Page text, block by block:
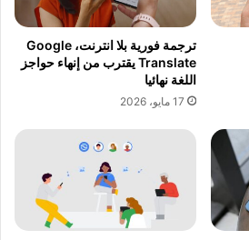
ترجمة فورية بلا انترنت، Google
Translate يقترب من إنهاء حواجز
اللغة نهائيا
17 مايو، 2026